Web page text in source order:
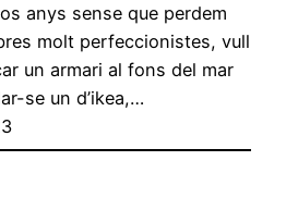
anys sense que perdem
molt perfeccionistes, vull
un armari al fons del mar
se un d’ikea,…